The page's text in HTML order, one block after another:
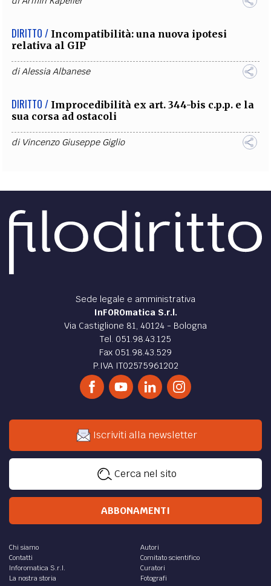
DIRITTO / Incompatibilità: una nuova ipotesi
relativa al GIP
diAlessia Albanese
DIRITTO / Improcedibilità ex art. 344-bis c.p.p. e la
sua corsa ad ostacoli
di Vincenzo Giuseppe Giglio
Sede legale e amministrativa
InFOROmatica S.r.l.
Via Castiglione 81, 40124 - Bologna
Tel. 051.98.43.125
Fax 051.98.43.529
P.IVA IT02575961202
Iscriviti alla newsletter
Cerca nel sito
ABBONAMENTI
Chi siamo
Contatti
Inforomatica S.r.l.
La nostra storia
Autori
Comitato scientifico
Curatori
Fotografi